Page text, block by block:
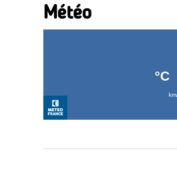
Météo